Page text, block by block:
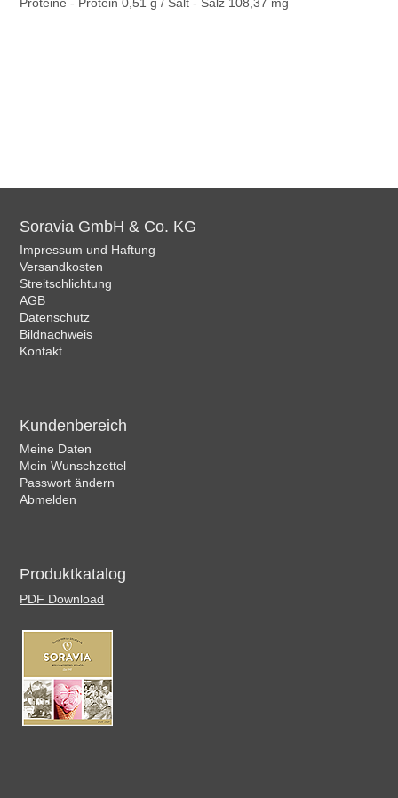
Soravia GmbH & Co. KG
Impressum und Haftung
Versandkosten
Streitschlichtung
AGB
Datenschutz
Bildnachweis
Kontakt
Kundenbereich
Meine Daten
Mein Wunschzettel
Passwort ändern
Abmelden
Produktkatalog
PDF Download